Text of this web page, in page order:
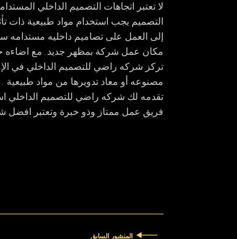
لا تعتبر اتجاهات التصميم الداخلي
التصميم يجب استخدام مواد طبيعية ذات
إلى العمل على تصاميم داخليه مستدامه
مكان عمل شركة بمظهر جديد. مع اضاءه
تركز شركه راضي للتصميم الداخلي في
مصنوعه أو معاد تدويرها من مواد طبيعية
تقدمه لك شركه راضي للتصميم الداخلي
فريق عمل ممتاز وذو خبرة وتعتبر افضل
المنشور السابق